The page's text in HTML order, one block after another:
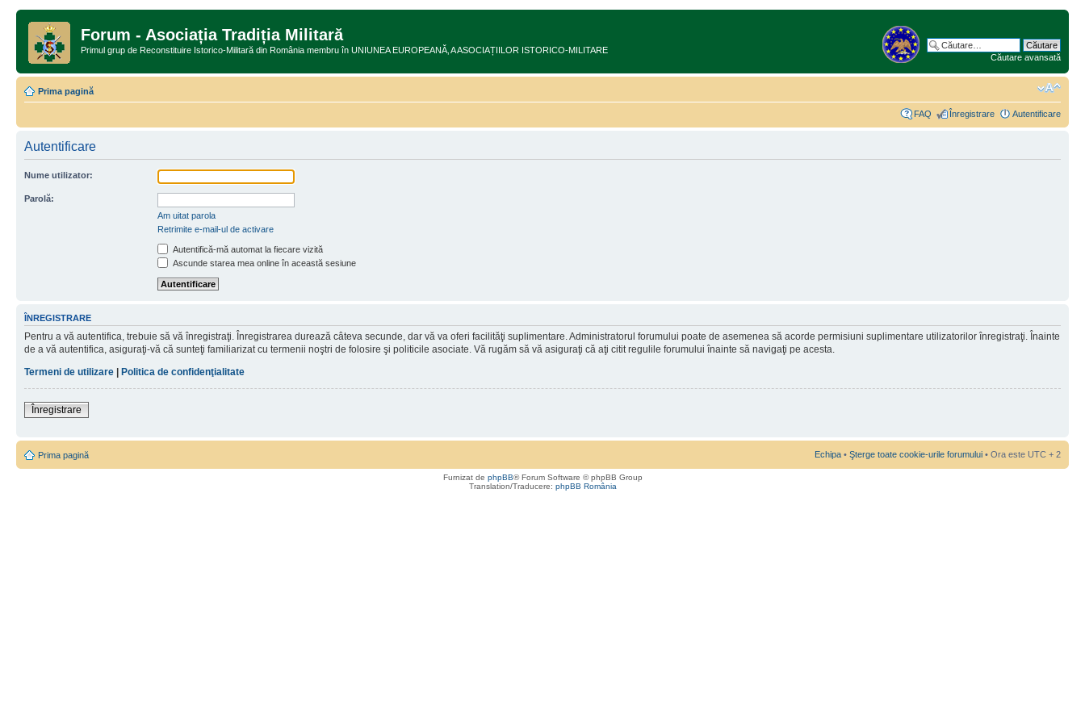
Forum - Asociația Tradiția Militară
Primul grup de Reconstituire Istorico-Militară din România membru în UNIUNEA EUROPEANĂ‚ A ASOCIAȚIILOR ISTORICO-MILITARE
Căutare avansată
Prima pagină
FAQ Înregistrare Autentificare
Autentificare
Nume utilizator:
Parolă:
Am uitat parola
Retrimite e-mail-ul de activare
Autentifică-mă automat la fiecare vizită
Ascunde starea mea online în această sesiune
ÎNREGISTRARE
Pentru a vă autentifica, trebuie să vă înregistraţi. Înregistrarea durează câteva secunde, dar vă va oferi facilităţi suplimentare. Administratorul forumului poate de asemenea să acorde permisiuni suplimentare utilizatorilor înregistraţi. Înainte
de a vă autentifica, asiguraţi-vă că sunteţi familiarizat cu termenii noştri de folosire şi politicile asociate. Vă rugăm să vă asiguraţi că aţi citit regulile forumului înainte să navigaţi pe acesta.
Termeni de utilizare
Politica de confidenţialitate
Înregistrare
Prima pagină Echipa • Şterge toate cookie-urile forumului • Ora este UTC + 2
Furnizat de phpBB® Forum Software © phpBB Group
Translation/Traducere: phpBB România